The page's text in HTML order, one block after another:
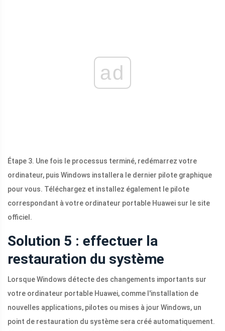
ad
Étape 3. Une fois le processus terminé, redémarrez votre
ordinateur, puis Windows installera le dernier pilote graphique
pour vous. Téléchargez et installez également le pilote
correspondant à votre ordinateur portable Huawei sur le site
officiel.
Solution 5 : effectuer la
restauration du système
Lorsque Windows détecte des changements importants sur
votre ordinateur portable Huawei, comme l'installation de
nouvelles applications, pilotes ou mises à jour Windows, un
point de restauration du système sera créé automatiquement.